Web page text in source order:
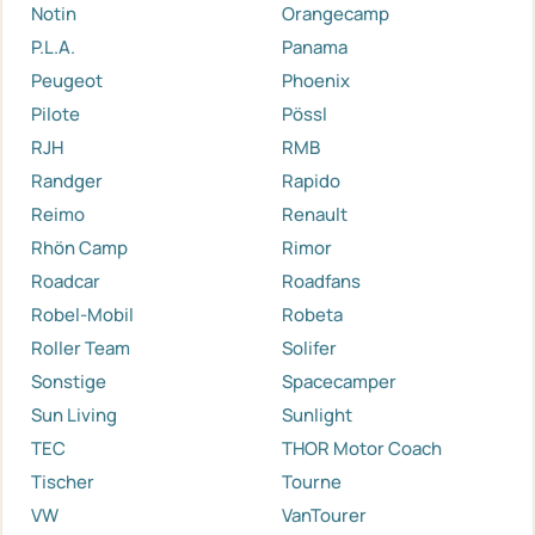
Notin
Orangecamp
P.L.A.
Panama
Peugeot
Phoenix
Pilote
Pössl
RJH
RMB
Randger
Rapido
Reimo
Renault
Rhön Camp
Rimor
Roadcar
Roadfans
Robel-Mobil
Robeta
Roller Team
Solifer
Sonstige
Spacecamper
Sun Living
Sunlight
TEC
THOR Motor Coach
Tischer
Tourne
VW
VanTourer